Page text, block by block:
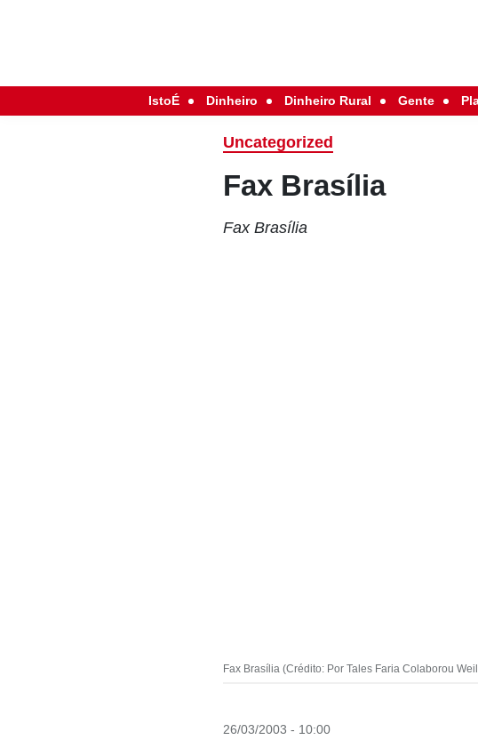
IstoÉ Dinheiro Dinheiro Rural Gente
Uncategorized
Fax Brasília
Fax Brasília
Fax Brasília (Crédito: Por Tales Faria Colaborou
26/03/2003 - 10:00